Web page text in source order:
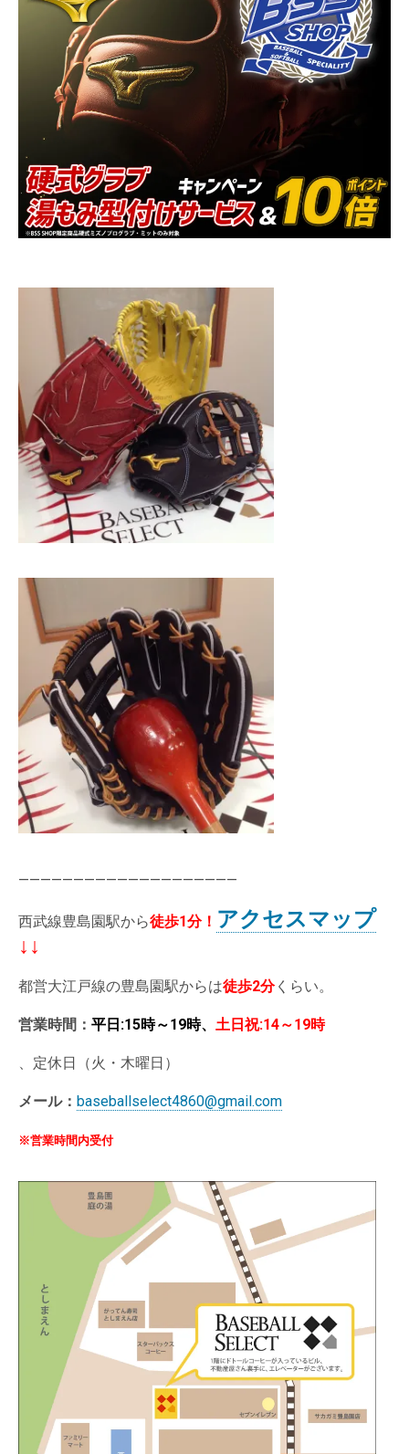
————————————————————
西武線豊島園駅から徒歩1分！ アクセスマップ
↓↓
都営大江戸線の豊島園駅からは徒歩2分くらい。
営業時間： 平日:15時～19時、 土日祝:14～19時
、定休日（火・木曜日）
メール： baseballselect4860@gmail.com
※営業時間内受付